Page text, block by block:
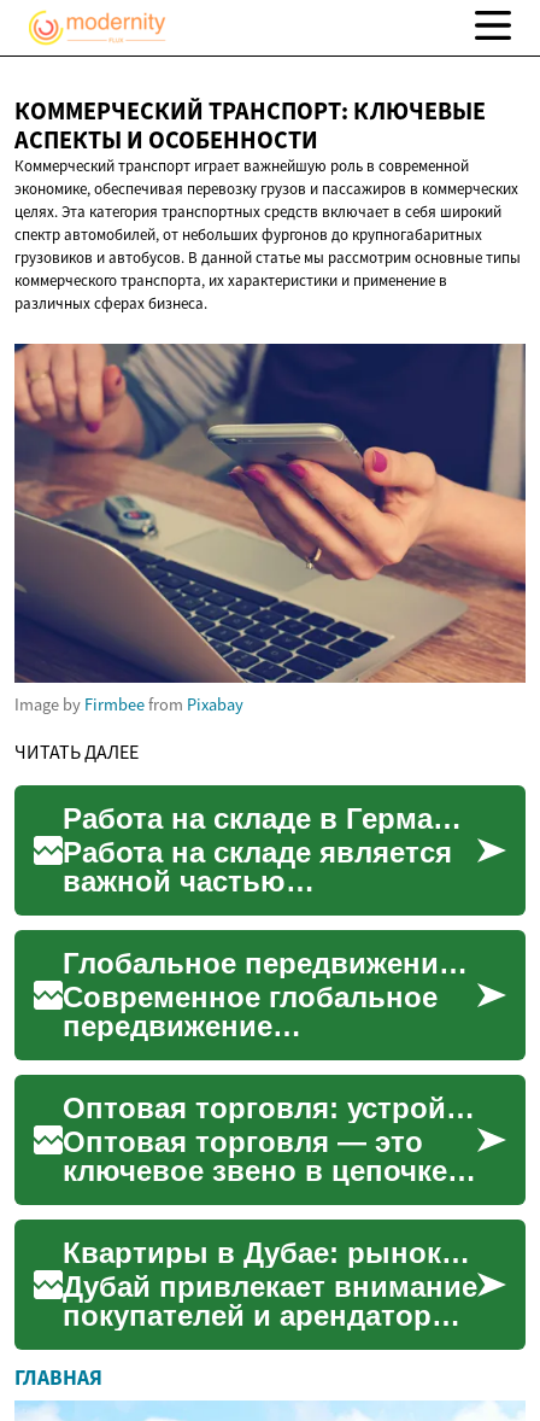
КОММЕРЧЕСКИЙ ТРАНСПОРТ: КЛЮЧЕВЫЕ
АСПЕКТЫ И ОСОБЕННОСТИ
Коммерческий транспорт играет важнейшую роль в современной
экономике, обеспечивая перевозку грузов и пассажиров в коммерческих
целях. Эта категория транспортных средств включает в себя широкий
спектр автомобилей, от небольших фургонов до крупногабаритных
грузовиков и автобусов. В данной статье мы рассмотрим основные типы
коммерческого транспорта, их характеристики и применение в
различных сферах бизнеса.
Image by Firmbeefrom Pixabay
ЧИТАТЬ ДАЛЕЕ
Работа на складе в Германии: Возможности и особенности
Работа на складе является
важной частью
логистической отрасли
Германии. В этой статье
рассматриваются ключевые
аспект...
Глобальное передвижение: современные аспекты
Современное глобальное
передвижение
представляет собой
сложное и динамичное
явление, охватывающее
широкий спектр аспе...
Оптовая торговля: устройство, роль и практические аспекты
Оптовая торговля — это
ключевое звено в цепочке
поставок, обеспечивающее
связь между
производителями и
розницей. В ст...
Квартиры в Дубае: рынок, варианты и ключевые особенности
Дубай привлекает внимание
покупателей и арендаторов
со всего мира своей
архитектурой, климатом и
экономическими возмо...
ГЛАВНАЯ